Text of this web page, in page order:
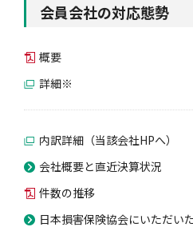
会員会社の対応態勢
概要
詳細※
内訳詳細（当該会社HPへ）
会社概要と直近決算状況
件数の推移
日本損害保険協会にいただい